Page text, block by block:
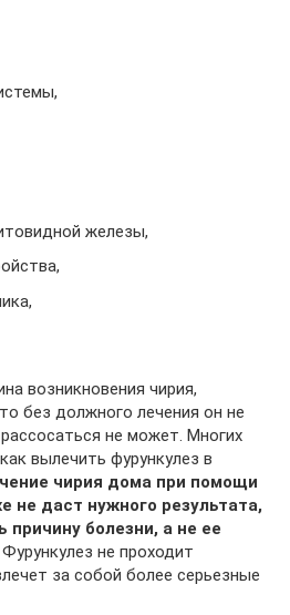
железы,
возникновения чирия,
без должного лечения он не
не может. Многих
вылечить фурункулез в
чирия дома при помощи
не даст нужного результата,
причину болезни, а не ее
Фурункулез не проходит
за собой более серьезные